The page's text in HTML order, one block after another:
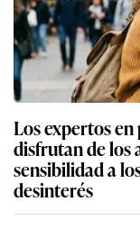
Los expertos
disfrutan de los
sensibilidad a
desinterés